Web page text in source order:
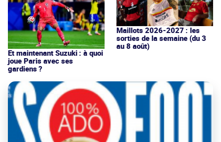
Et maintenant Suzuki : à quoi
joue Paris avec ses
gardiens ?
Maillots 2026-2027 : les
sorties de la semaine (du 3
au 8 août)